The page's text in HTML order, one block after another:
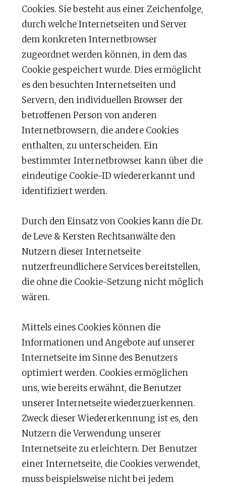
Cookies. Sie besteht aus einer Zeichenfolge,
durch welche Internetseiten und Server
dem konkreten Internetbrowser
zugeordnet werden können, in dem das
Cookie gespeichert wurde. Dies ermöglicht
es den besuchten Internetseiten und
Servern, den individuellen Browser der
betroffenen Person von anderen
Internetbrowsern, die andere Cookies
enthalten, zu unterscheiden. Ein
bestimmter Internetbrowser kann über die
eindeutige Cookie-ID wiedererkannt und
identifiziert werden.
Durch den Einsatz von Cookies kann die Dr.
de Leve & Kersten Rechtsanwälte den
Nutzern dieser Internetseite
nutzerfreundlichere Services bereitstellen,
die ohne die Cookie-Setzung nicht möglich
wären.
Mittels eines Cookies können die
Informationen und Angebote auf unserer
Internetseite im Sinne des Benutzers
optimiert werden. Cookies ermöglichen
uns, wie bereits erwähnt, die Benutzer
unserer Internetseite wiederzuerkennen.
Zweck dieser Wiedererkennung ist es, den
Nutzern die Verwendung unserer
Internetseite zu erleichtern. Der Benutzer
einer Internetseite, die Cookies verwendet,
muss beispielsweise nicht bei jedem